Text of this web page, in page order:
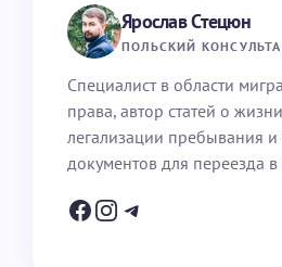
Ярослав Стецюн
ПОЛЬСКИЙ
Специалист в области
права, автор статей о
легализации пребывания
документов для переезда в